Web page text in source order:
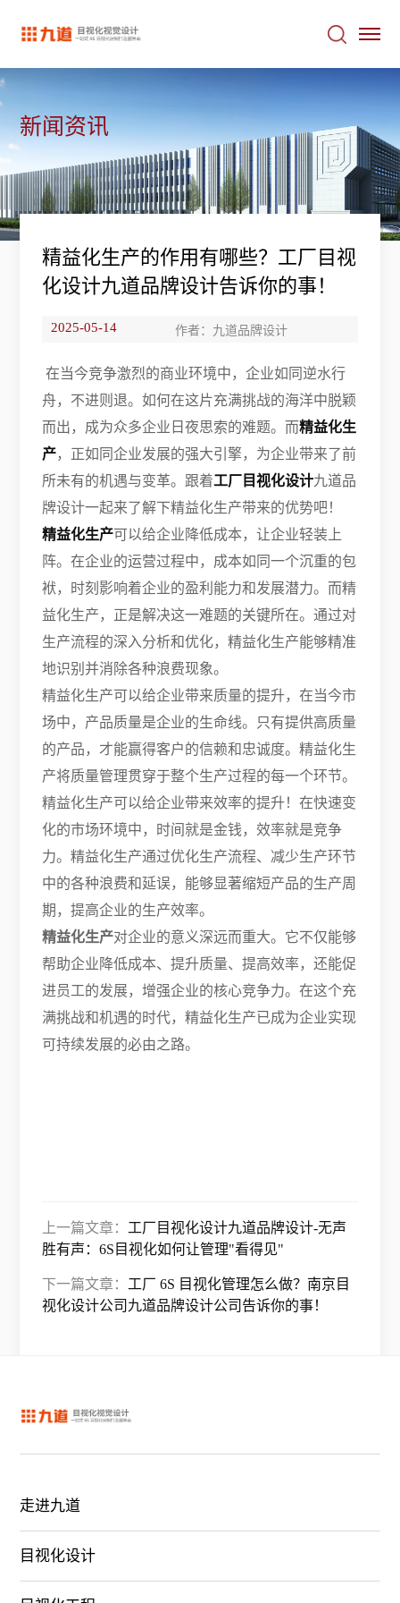
新闻资讯
精益化生产的作用有哪些？工厂目视
化设计九道品牌设计告诉你的事！
2025-05-14 作者：九道品牌设计
在当今竞争激烈的商业环境中，企业如同逆水行
舟，不进则退。如何在这片充满挑战的海洋中脱颖
而出，成为众多企业日夜思索的难题。而精益化生
产，正如同企业发展的强大引擎，为企业带来了前
所未有的机遇与变革。跟着工厂目视化设计九道品
牌设计一起来了解下精益化生产带来的优势吧！
精益化生产可以给企业降低成本，让企业轻装上
阵。在企业的运营过程中，成本如同一个沉重的包
袱，时刻影响着企业的盈利能力和发展潜力。而精
益化生产，正是解决这一难题的关键所在。通过对
生产流程的深入分析和优化，精益化生产能够精准
地识别并消除各种浪费现象。
精益化生产可以给企业带来质量的提升，在当今市
场中，产品质量是企业的生命线。只有提供高质量
的产品，才能赢得客户的信赖和忠诚度。精益化生
产将质量管理贯穿于整个生产过程的每一个环节。
精益化生产可以给企业带来效率的提升！在快速变
化的市场环境中，时间就是金钱，效率就是竞争
力。精益化生产通过优化生产流程、减少生产环节
中的各种浪费和延误，能够显著缩短产品的生产周
期，提高企业的生产效率。
精益化生产对企业的意义深远而重大。它不仅能够
帮助企业降低成本、提升质量、提高效率，还能促
进员工的发展，增强企业的核心竞争力。在这个充
满挑战和机遇的时代，精益化生产已成为企业实现
可持续发展的必由之路。
上一篇文章： 工厂目视化设计九道品牌设计-无声
胜有声：6S目视化如何让管理"看得见"
下一篇文章： 工厂 6S 目视化管理怎么做？南京目
视化设计公司九道品牌设计公司告诉你的事！
走进九道
目视化设计